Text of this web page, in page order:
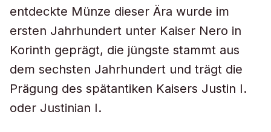
entdeckte Münze dieser Ära wurde im
ersten Jahrhundert unter Kaiser Nero in
Korinth geprägt, die jüngste stammt aus
dem sechsten Jahrhundert und trägt die
Prägung des spätantiken Kaisers Justin I.
oder Justinian I.